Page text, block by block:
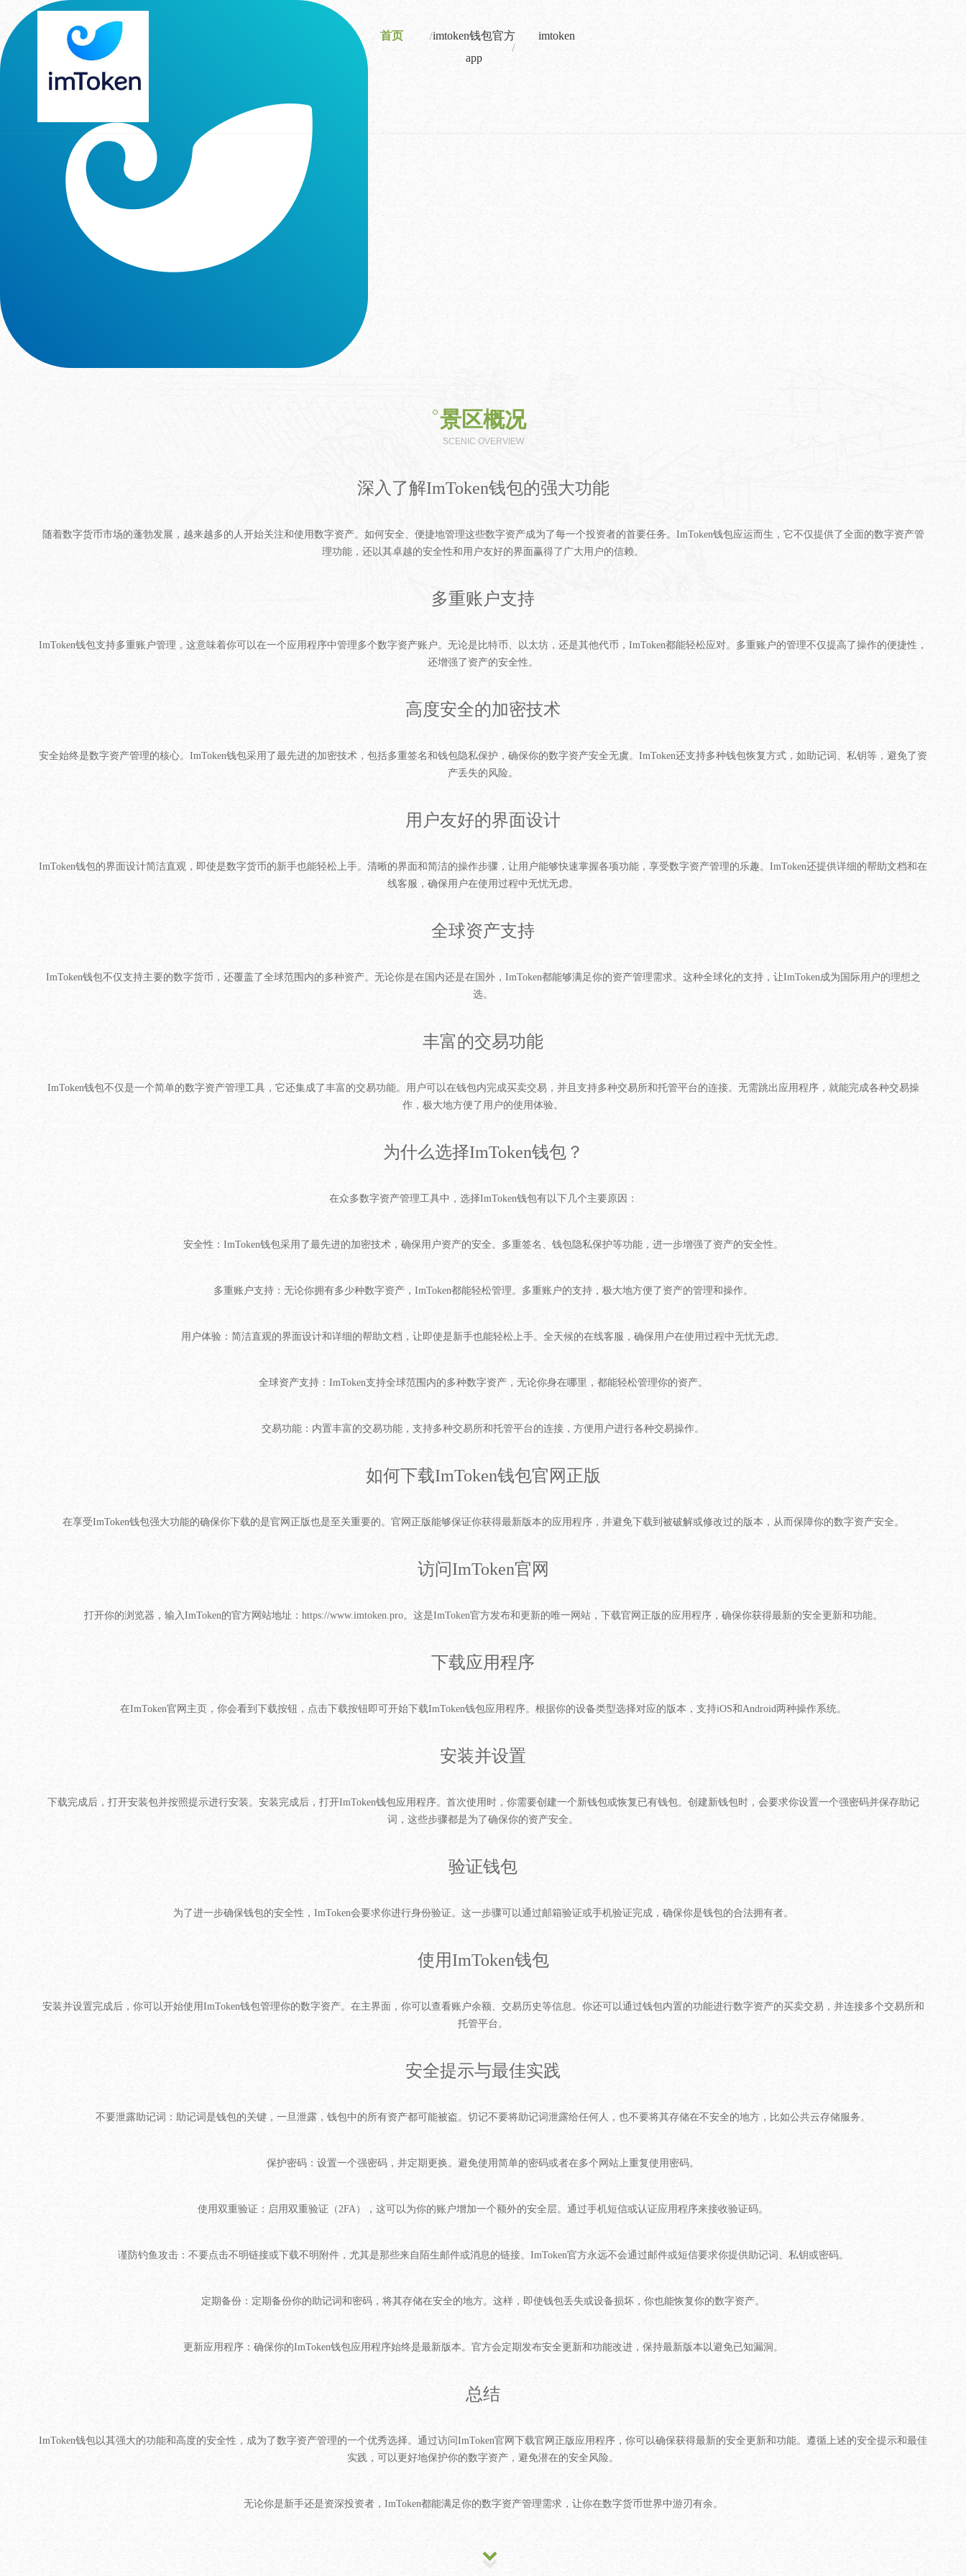
首页
imtoken钱包官方
app
imtoken
景区概况
SCENIC OVERVIEW
深入了解ImToken钱包的强大功能
随着数字货币市场的蓬勃发展，越来越多的人开始关注和使用数字资产。如何安全、便捷地管理这些数字资产成为了每一个投资者的首要任务。ImToken钱包应运而生，它不仅提供了全面的数字资产管
理功能，还以其卓越的安全性和用户友好的界面赢得了广大用户的信赖。
多重账户支持
ImToken钱包支持多重账户管理，这意味着你可以在一个应用程序中管理多个数字资产账户。无论是比特币、以太坊，还是其他代币，ImToken都能轻松应对。多重账户的管理不仅提高了操作的便捷性，
还增强了资产的安全性。
高度安全的加密技术
安全始终是数字资产管理的核心。ImToken钱包采用了最先进的加密技术，包括多重签名和钱包隐私保护，确保你的数字资产安全无虞。ImToken还支持多种钱包恢复方式，如助记词、私钥等，避免了资
产丢失的风险。
用户友好的界面设计
ImToken钱包的界面设计简洁直观，即使是数字货币的新手也能轻松上手。清晰的界面和简洁的操作步骤，让用户能够快速掌握各项功能，享受数字资产管理的乐趣。ImToken还提供详细的帮助文档和在
线客服，确保用户在使用过程中无忧无虑。
全球资产支持
ImToken钱包不仅支持主要的数字货币，还覆盖了全球范围内的多种资产。无论你是在国内还是在国外，ImToken都能够满足你的资产管理需求。这种全球化的支持，让ImToken成为国际用户的理想之
选。
丰富的交易功能
ImToken钱包不仅是一个简单的数字资产管理工具，它还集成了丰富的交易功能。用户可以在钱包内完成买卖交易，并且支持多种交易所和托管平台的连接。无需跳出应用程序，就能完成各种交易操
作，极大地方便了用户的使用体验。
为什么选择ImToken钱包？
在众多数字资产管理工具中，选择ImToken钱包有以下几个主要原因：
安全性：ImToken钱包采用了最先进的加密技术，确保用户资产的安全。多重签名、钱包隐私保护等功能，进一步增强了资产的安全性。
多重账户支持：无论你拥有多少种数字资产，ImToken都能轻松管理。多重账户的支持，极大地方便了资产的管理和操作。
用户体验：简洁直观的界面设计和详细的帮助文档，让即使是新手也能轻松上手。全天候的在线客服，确保用户在使用过程中无忧无虑。
全球资产支持：ImToken支持全球范围内的多种数字资产，无论你身在哪里，都能轻松管理你的资产。
交易功能：内置丰富的交易功能，支持多种交易所和托管平台的连接，方便用户进行各种交易操作。
如何下载ImToken钱包官网正版
在享受ImToken钱包强大功能的确保你下载的是官网正版也是至关重要的。官网正版能够保证你获得最新版本的应用程序，并避免下载到被破解或修改过的版本，从而保障你的数字资产安全。
访问ImToken官网
打开你的浏览器，输入ImToken的官方网站地址：https://www.imtoken.pro。这是ImToken官方发布和更新的唯一网站，下载官网正版的应用程序，确保你获得最新的安全更新和功能。
下载应用程序
在ImToken官网主页，你会看到下载按钮，点击下载按钮即可开始下载ImToken钱包应用程序。根据你的设备类型选择对应的版本，支持iOS和Android两种操作系统。
安装并设置
下载完成后，打开安装包并按照提示进行安装。安装完成后，打开ImToken钱包应用程序。首次使用时，你需要创建一个新钱包或恢复已有钱包。创建新钱包时，会要求你设置一个强密码并保存助记
词，这些步骤都是为了确保你的资产安全。
验证钱包
为了进一步确保钱包的安全性，ImToken会要求你进行身份验证。这一步骤可以通过邮箱验证或手机验证完成，确保你是钱包的合法拥有者。
使用ImToken钱包
安装并设置完成后，你可以开始使用ImToken钱包管理你的数字资产。在主界面，你可以查看账户余额、交易历史等信息。你还可以通过钱包内置的功能进行数字资产的买卖交易，并连接多个交易所和
托管平台。
安全提示与最佳实践
不要泄露助记词：助记词是钱包的关键，一旦泄露，钱包中的所有资产都可能被盗。切记不要将助记词泄露给任何人，也不要将其存储在不安全的地方，比如公共云存储服务。
保护密码：设置一个强密码，并定期更换。避免使用简单的密码或者在多个网站上重复使用密码。
使用双重验证：启用双重验证（2FA），这可以为你的账户增加一个额外的安全层。通过手机短信或认证应用程序来接收验证码。
谨防钓鱼攻击：不要点击不明链接或下载不明附件，尤其是那些来自陌生邮件或消息的链接。ImToken官方永远不会通过邮件或短信要求你提供助记词、私钥或密码。
定期备份：定期备份你的助记词和密码，将其存储在安全的地方。这样，即使钱包丢失或设备损坏，你也能恢复你的数字资产。
更新应用程序：确保你的ImToken钱包应用程序始终是最新版本。官方会定期发布安全更新和功能改进，保持最新版本以避免已知漏洞。
总结
ImToken钱包以其强大的功能和高度的安全性，成为了数字资产管理的一个优秀选择。通过访问ImToken官网下载官网正版应用程序，你可以确保获得最新的安全更新和功能。遵循上述的安全提示和最佳
实践，可以更好地保护你的数字资产，避免潜在的安全风险。
无论你是新手还是资深投资者，ImToken都能满足你的数字资产管理需求，让你在数字货币世界中游刃有余。